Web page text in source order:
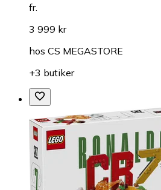
fr.
3 999 kr
hos CS MEGASTORE
+3 butiker